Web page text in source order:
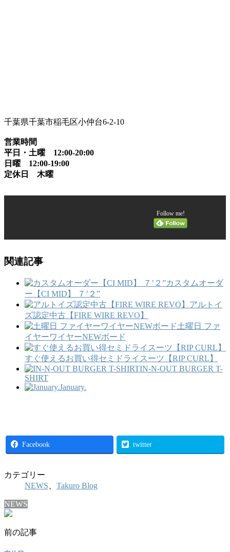
千葉県千葉市稲毛区小仲台6-2-10
営業時間
平日・土曜 12:00-20:00
日曜 12:00-19:00
定休日 木曜
Follow me!
関連記事
カスタムオーダ
ー【CI MID】 ７’２”
アルトイ
ズ認定中古【FIRE WIRE REVO】
土曜日 ファ
イヤーワイヤーNEWボード
すぐ使えるお買い得セミドライスーツ【RIP CURL】
IN-N-OUT BURGER T-
SHIRT
January.
Facebook twitter
カテゴリー
NEWS
Takuro Blog
NEWS
前の記事